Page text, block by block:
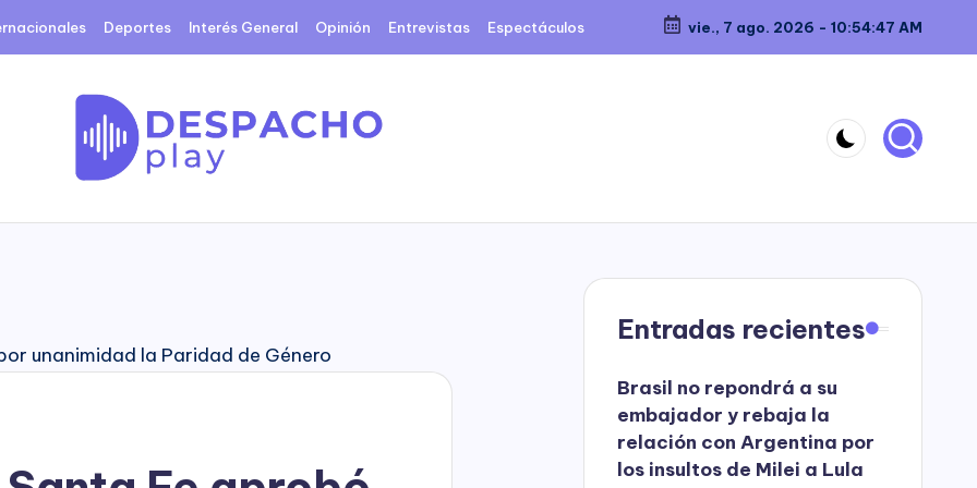
Deportes Interés General Opinión Entrevistas Espectáculos vie., 7 ago. 2026 - 10:54:47 AM
D
p
Entradas recientes
Brasil no repondrá a su
embajador y rebaja la
relación con Argentina por
los insultos de Milei a Lula